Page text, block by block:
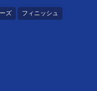
ズ フィニッシュ